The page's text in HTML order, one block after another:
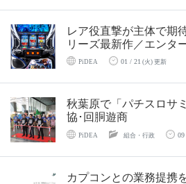
レア役直撃が主体で期
リーズ最新作／エンタ
PiDEA 01 / 21 (火) 更新
秋葉原で「パチスロサ
協･回胴遊商
PiDEA 組合・行政 09
カプコンとの業務提携